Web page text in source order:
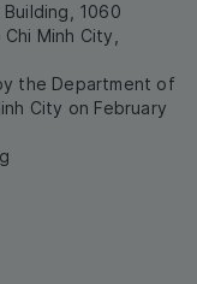
1060
Minh City,
the Department of
City on February